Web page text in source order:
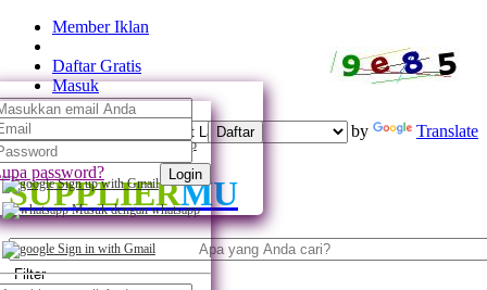
Member Iklan
Daftar Gratis
Daftar
Daftar dengan whatsapp
Sign up with Gmail
Masuk
password? Login
Masuk dengan whatsapp
Sign in with Gmail
Powered by Translate
SUPPLIERMU
Filter